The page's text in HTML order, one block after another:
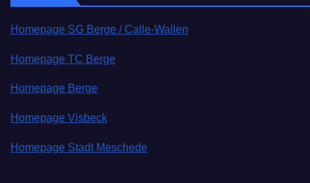
Homepage SG Berge / Calle-Wallen
Homepage TC Berge
Homepage Berge
Homepage Visbeck
Homepage Stadt Meschede